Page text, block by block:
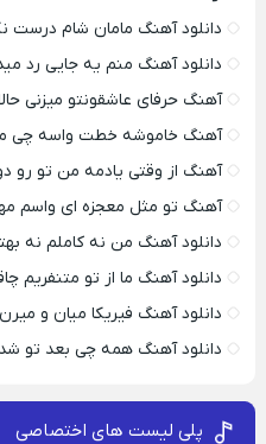
دانلود آهنگ مامان شام درست
دانلود آهنگ منم یه جایی رد
آهنگ حرفای عاشقونتو میزنی
آهنگ خاموشه خطت واسه چی
آهنگ از وقتی یادمه من تو رو
آهنگ تو مثل معجزه ای واسم
دانلود آهنگ من نه کاملم نه
دانلود آهنگ ما از تو متنفریم
دانلود آهنگ فیریکا میان و
دانلود آهنگ همه چی بعد تو
پلی لیست های اختصاصی